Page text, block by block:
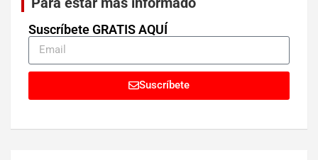
Suscríbete GRATIS AQUÍ
Suscríbete